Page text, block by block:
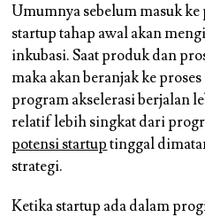
Umumnya sebelum masuk ke
startup tahap awal akan
inkubasi. Saat produk dan
maka akan beranjak ke
program akselerasi berjalan
relatif lebih singkat dari
potensi startuptinggal
strategi.
Ketika startup ada dalam